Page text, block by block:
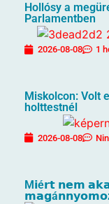
Hollósy a
Parlamentben
2026-08-08 1
Miskolcon: Volt
holttestnél
2026-08-08
M𝗶é𝗿𝘁 𝗻𝗲𝗺